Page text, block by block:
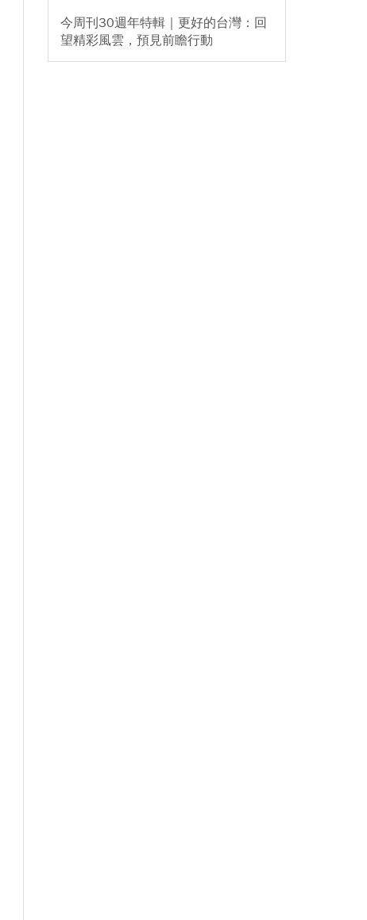
今周刊30週年特輯｜更好的台灣：回
望精彩風雲，預見前瞻行動